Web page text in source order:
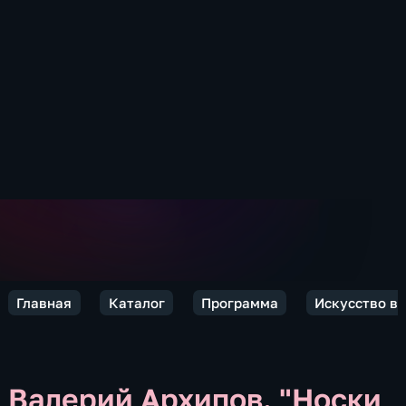
Главная Каталог Программа Искусство
Валерий Архипов. "Носки